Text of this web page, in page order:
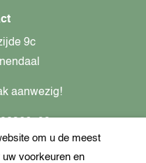
9c
aanwezig!
om u de meest
uw voorkeuren en